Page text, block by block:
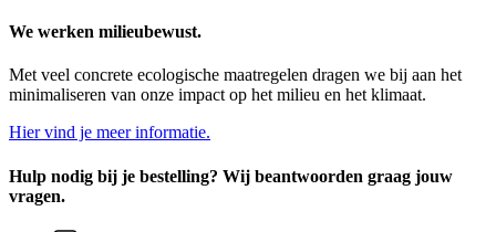
We werken milieubewust.
Met veel concrete ecologische maatregelen dragen we bij aan het
minimaliseren van onze impact op het milieu en het klimaat.
Hier vind je meer informatie.
Hulp nodig bij je bestelling? Wij beantwoorden graag jouw
vragen.